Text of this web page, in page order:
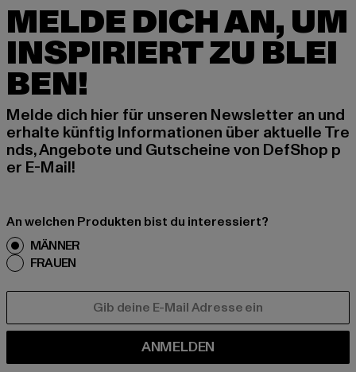
MELDE DICH AN, UM
INSPIRIERT ZU BLEI
BEN!
Melde dich hier für unseren Newsletter an und
erhalte künftig Informationen über aktuelle Tre
nds, Angebote und Gutscheine von DefShop p
er E-Mail!
An welchen Produkten bist du interessiert?
MÄNNER
FRAUEN
ANMELDEN